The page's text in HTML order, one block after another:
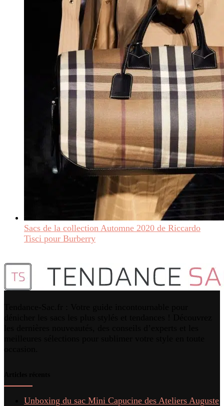
Sacs de la collection Automne 2020 de Riccardo
Tisci pour Burberry
Unboxing du sac Mini Capucine des Ateliers Auguste